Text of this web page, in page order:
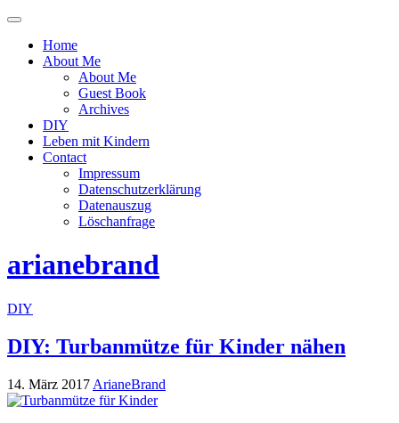
Menü
oder
ausblenden
Home
About Me
About Me
Guest Book
Archives
DIY
Leben mit Kindern
Contact
Impressum
Datenschutzerklärung
Datenauszug
Löschanfrage
arianebrand
DIY
DIY: Turbanmütze für Kinder nähen
14. März 2017 ArianeBrand